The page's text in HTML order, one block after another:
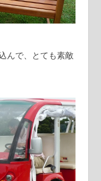
んで、とても素敵